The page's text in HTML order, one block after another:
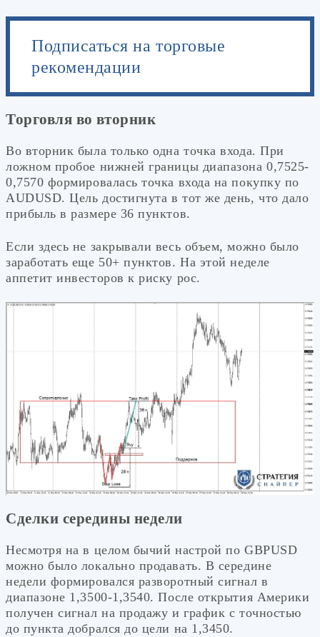
Подписаться на торговые
рекомендации
Торговля во вторник
Во вторник была только одна точка входа. При
ложном пробое нижней границы диапазона 0,7525-
0,7570 формировалась точка входа на покупку по
AUDUSD. Цель достигнута в тот же день, что дало
прибыль в размере 36 пунктов.
Если здесь не закрывали весь объем, можно было
заработать еще 50+ пунктов. На этой неделе
аппетит инвесторов к риску рос.
Сделки середины недели
Несмотря на в целом бычий настрой по GBPUSD
можно было локально продавать. В середине
недели формировался разворотный сигнал в
диапазоне 1,3500-1,3540. После открытия Америки
получен сигнал на продажу и график с точностью
до пункта добрался до цели на 1,3450.